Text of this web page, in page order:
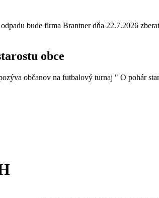
bude firma Brantner dňa 22.7.2026
obce
občanov na futbalový turnaj " O pohár